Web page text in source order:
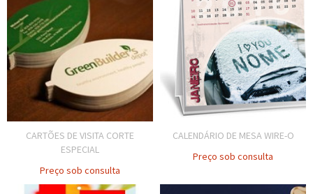
CARTÕES DE VISITA CORTE
ESPECIAL
Preço sob consulta
CALENDÁRIO DE MESA WIRE-O
Preço sob consulta